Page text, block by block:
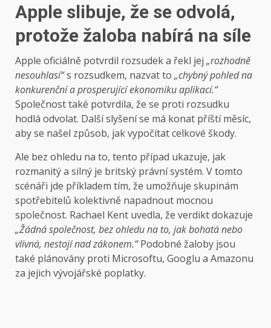
Apple slibuje, že se odvolá,
protože žaloba nabírá na síle
Apple oficiálně potvrdil rozsudek a řekl jej „rozhodně
nesouhlasí“s rozsudkem, nazvat to „chybný pohled na
konkurenční a prosperující ekonomiku aplikací.“
Společnost také potvrdila, že se proti rozsudku
hodlá odvolat. Další slyšení se má konat příští měsíc,
aby se našel způsob, jak vypočítat celkové škody.
Ale bez ohledu na to, tento případ ukazuje, jak
rozmanitý a silný je britský právní systém. V tomto
scénáři jde příkladem tím, že umožňuje skupinám
spotřebitelů kolektivně napadnout mocnou
společnost. Rachael Kent uvedla, že verdikt dokazuje
„Žádná společnost, bez ohledu na to, jak bohatá nebo
vlivná, nestojí nad zákonem.“Podobné žaloby jsou
také plánovány proti Microsoftu, Googlu a Amazonu
za jejich vývojářské poplatky.